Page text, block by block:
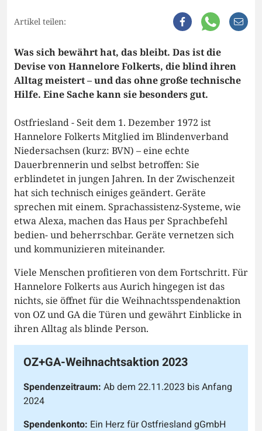
Artikel teilen:
Was sich bewährt hat, das bleibt. Das ist die
Devise von Hannelore Folkerts, die blind ihren
Alltag meistert – und das ohne große technische
Hilfe. Eine Sache kann sie besonders gut.
Ostfriesland - Seit dem 1. Dezember 1972 ist
Hannelore Folkerts Mitglied im Blindenverband
Niedersachsen (kurz: BVN) – eine echte
Dauerbrennerin und selbst betroffen: Sie
erblindetet in jungen Jahren. In der Zwischenzeit
hat sich technisch einiges geändert. Geräte
sprechen mit einem. Sprachassistenz-Systeme, wie
etwa Alexa, machen das Haus per Sprachbefehl
bedien- und beherrschbar. Geräte vernetzen sich
und kommunizieren miteinander.
Viele Menschen profitieren von dem Fortschritt. Für
Hannelore Folkerts aus Aurich hingegen ist das
nichts, sie öffnet für die Weihnachtsspendenaktion
von OZ und GA die Türen und gewährt Einblicke in
ihren Alltag als blinde Person.
OZ+GA-Weihnachtsaktion 2023
Spendenzeitraum: Ab dem 22.11.2023 bis Anfang
2024
Spendenkonto: Ein Herz für Ostfriesland gGmbH